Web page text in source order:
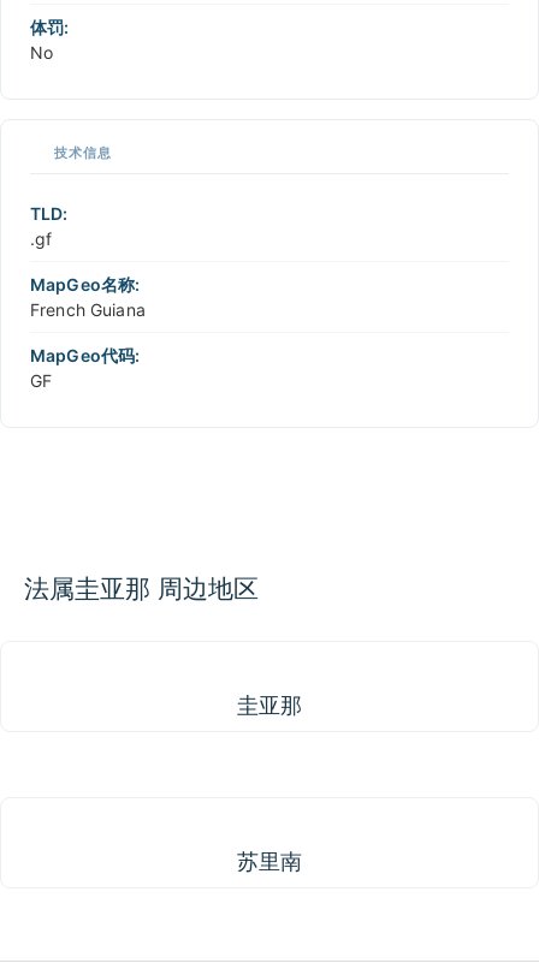
体罚:
No
技术信息
TLD:
.gf
MapGeo名称:
French Guiana
MapGeo代码:
GF
法属圭亚那 周边地区
圭亚那
苏里南